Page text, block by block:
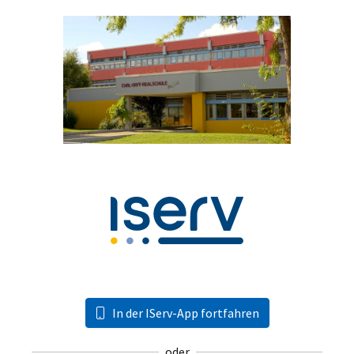
In der IServ-App fortfahren